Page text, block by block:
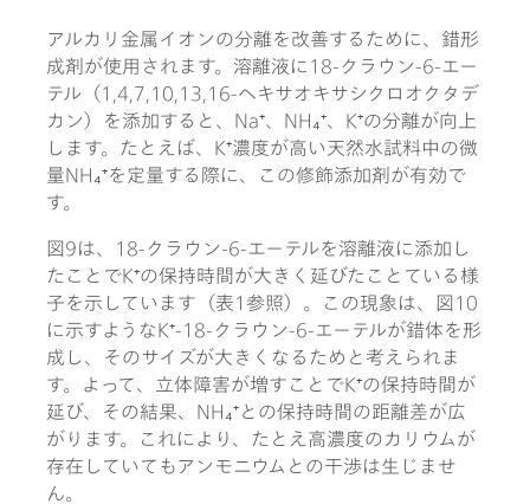
アルカリ金属イオンの分離を改善するために、錯形
成剤が使用されます。溶離液に18-クラウン-6-エー
テル（1,4,7,10,13,16-ヘキサオキサシクロオクタデ
カン）を添加すると、Na⁺、NH₄⁺、K⁺の分離が向上
します。たとえば、K⁺濃度が高い天然水試料中の微
量NH₄⁺を定量する際に、この修飾添加剤が有効で
す。
図9は、18-クラウン-6-エーテルを溶離液に添加し
たことでK⁺の保持時間が大きく延びたことている様
子を示しています（表1参照）。この現象は、図10
に示すようなK⁺-18-クラウン-6-エーテルが錯体を形
成し、そのサイズが大きくなるためと考えられま
す。よって、立体障害が増すことでK⁺の保持時間が
延び、その結果、NH₄⁺との保持時間の距離差が広
がります。これにより、たとえ高濃度のカリウムが
存在していてもアンモニウムとの干渉は生じませ
ん。